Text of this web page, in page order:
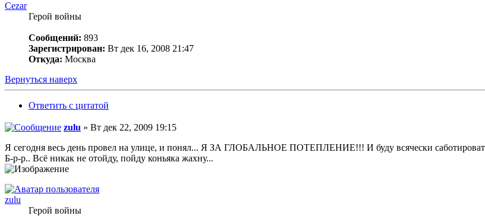
Cezar
Герой войны
Сообщений: 893
Зарегистрирован: Вт дек 16, 2008 21:47
Откуда: Москва
Вернуться наверх
Ответить с цитатой
zulu » Вт дек 22, 2009 19:15
Я сегодня весь день провел на улице, и понял... Я ЗА ГЛОБАЛЬНОЕ ПОТЕПЛЕНИЕ!!! И буду всячески
Б-р-р.. Всё никак не отойду, пойду коньяка жахну...
zulu
Герой войны